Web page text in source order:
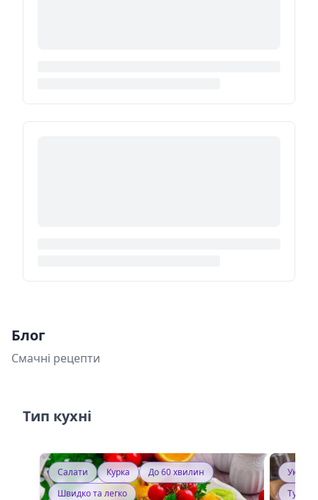
Блог
Смачні рецепти
Тип кухні
Салати Курка
До 60 хвилин
Швидко та легко